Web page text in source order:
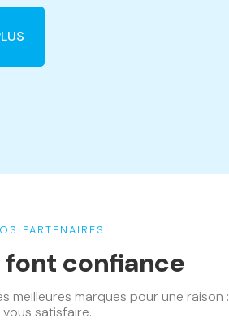
PARTENAIRES
font confiance
meilleures marques pour une raison :
vous satisfaire.